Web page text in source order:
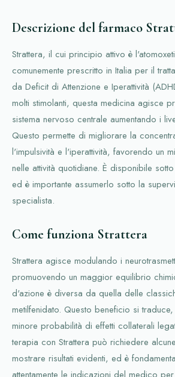
Descrizione del farmaco
Strattera, il cui principio attivo è
comunemente prescritto in Italia per il
da Deficit di Attenzione e Iperattività
molti stimolanti, questa medicina agisce
sistema nervoso centrale aumentando i
Questo permette di migliorare la
l'impulsività e l'iperattività, favorendo un
nelle attività quotidiane. È disponibile
ed è importante assumerlo sotto la
specialista.
Come funziona Strattera
Strattera agisce modulando i
promuovendo un maggior equilibrio
d'azione è diversa da quella delle
metilfenidato. Questo beneficio si
minore probabilità di effetti collaterali
terapia con Strattera può richiedere
mostrare risultati evidenti, ed è